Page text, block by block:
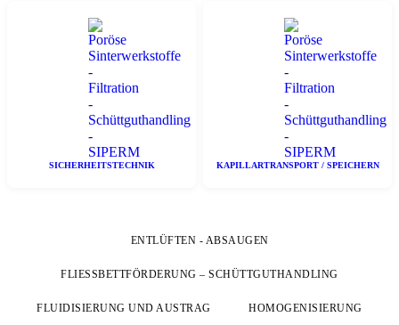
SICHERHEITSTECHNIK KAPILLARTRANSPORT / SPEICHERN
ENTLÜFTEN - ABSAUGEN
FLIESSBETTFÖRDERUNG – SCHÜTTGUTHANDLING
FLUIDISIERUNG UND AUSTRAG HOMOGENISIERUNG